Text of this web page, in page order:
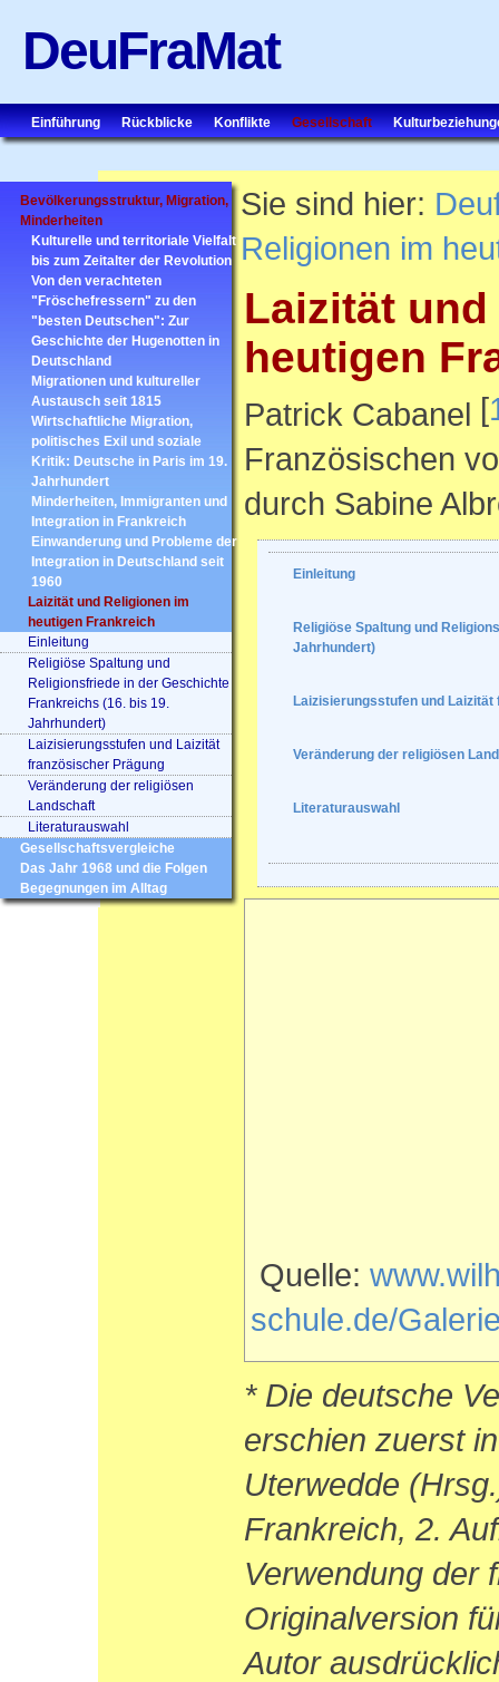
DeuFraMat
Einführung Rückblicke Konflikte Gesellschaft
Bevölkerungsstruktur, Migration,
Minderheiten
Kulturelle und territoriale Vielfalt
bis zum Zeitalter der Revolution
Von den verachteten
"Fröschefressern" zu den
"besten Deutschen": Zur
Geschichte der Hugenotten in
Deutschland
Migrationen und kultureller
Austausch seit 1815
Wirtschaftliche Migration,
politisches Exil und soziale
Kritik: Deutsche in Paris im 19.
Jahrhundert
Minderheiten, Immigranten und
Integration in Frankreich
Einwanderung und Probleme der
Integration in Deutschland seit
1960
Laizität und Religionen im
heutigen Frankreich
Einleitung
Religiöse Spaltung und
Religionsfriede in der Geschichte
Frankreichs (16. bis 19.
Jahrhundert)
Laizisierungsstufen und Laizität
französischer Prägung
Veränderung der religiösen
Landschaft
Literaturauswahl
Gesellschaftsvergleiche
Das Jahr 1968 und die Folgen
Begegnungen im Alltag
Sie sind hier:
Religionen im
Laizität
heutigen
Patrick Cabanel [
Französischen
durch Sabine
Einleitung
Religiöse Spaltung und
Jahrhundert)
Laizisierungsstufen und
Veränderung der religiösen
Literaturauswahl
Quelle:
schule.de/
* Die deutsche
erschien zuerst
Uterwedde
Frankreich, 2.
Verwendung der
Originalversion
Autor